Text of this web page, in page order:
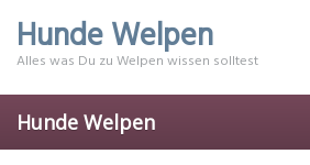
mainHunde Welpen
Alles was Du zu Welpen wissen solltest
Hunde Welpen